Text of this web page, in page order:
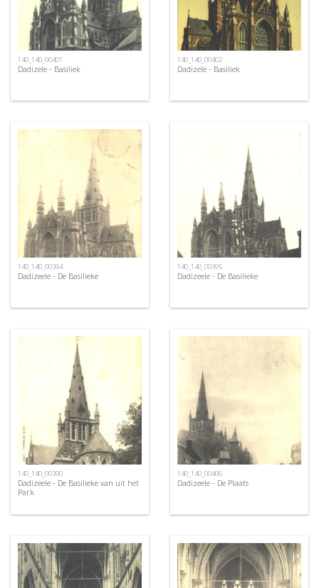
140_140_00401
Dadizele - Basiliek
140_140_00402
Dadizele - Basiliek
140_140_00394
Dadizeele - De Basilieke
140_140_00395
Dadizeele - De Basilieke
140_140_00390
Dadizeele - De Basilieke van uit het
Park
140_140_00406
Dadizeele - De Plaats